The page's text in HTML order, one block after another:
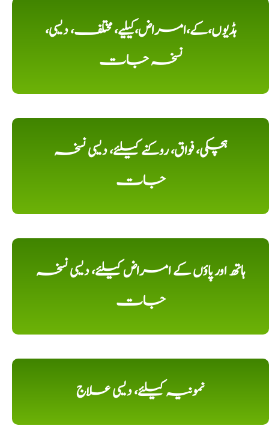
ہڈیوں،کے،امراض،کیلیے، مختلف، دیسی،
نسخہ جات
ہچکی، فواق، روکنے کیلئے، دیسی نسخہ
جات
ہاتھ اور پاؤں کے امراض کیلئے، دیسی نسخہ
جات
نمونیہ کیلئے، دیسی علاج